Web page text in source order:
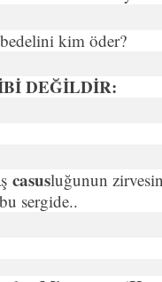
kim öder?
DEĞİLDİR:
casusluğunun
sergide..